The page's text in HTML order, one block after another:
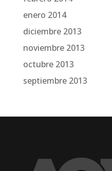
enero 2014
diciembre 2013
noviembre 2013
octubre 2013
septiembre 2013